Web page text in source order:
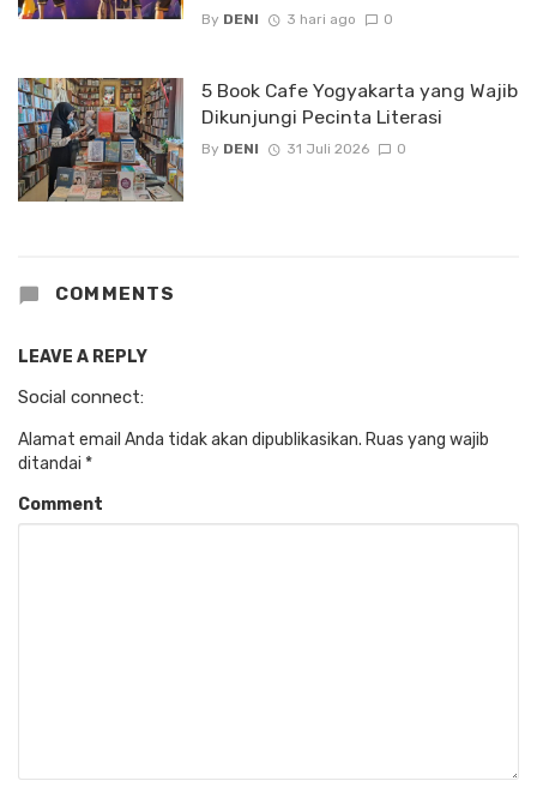
By DENI 3 hari ago 0
5 Book Cafe Yogyakarta yang Wajib
Dikunjungi Pecinta Literasi
By DENI 31 Juli 2026 0
COMMENTS
LEAVE A REPLY
Social connect:
Alamat email Anda tidak akan dipublikasikan. Ruas yang wajib
ditandai *
Comment